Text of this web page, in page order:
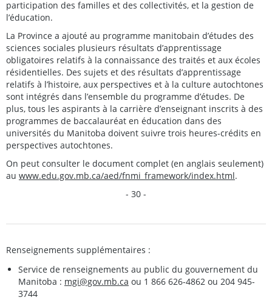
participation des familles et des collectivités, et la gestion de
l’éducation.
La Province a ajouté au programme manitobain d’études des
sciences sociales plusieurs résultats d’apprentissage
obligatoires relatifs à la connaissance des traités et aux écoles
résidentielles. Des sujets et des résultats d’apprentissage
relatifs à l’histoire, aux perspectives et à la culture autochtones
sont intégrés dans l’ensemble du programme d’études. De
plus, tous les aspirants à la carrière d’enseignant inscrits à des
programmes de baccalauréat en éducation dans des
universités du Manitoba doivent suivre trois heures-crédits en
perspectives autochtones.
On peut consulter le document complet (en anglais seulement)
au www.edu.gov.mb.ca/aed/fnmi_framework/index.html.
- 30 -
Renseignements supplémentaires :
Service de renseignements au public du gouvernement du
Manitoba : mgi@gov.mb.ca ou 1 866 626-4862 ou 204 945-
3744